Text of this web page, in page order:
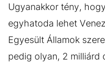
Ugyanakkor tény,
egyhatoda lehet
Egyesült Államok
pedig olyan, 2 milliárd